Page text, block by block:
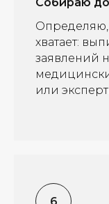
Определяю,
хватает:
заявлений
или